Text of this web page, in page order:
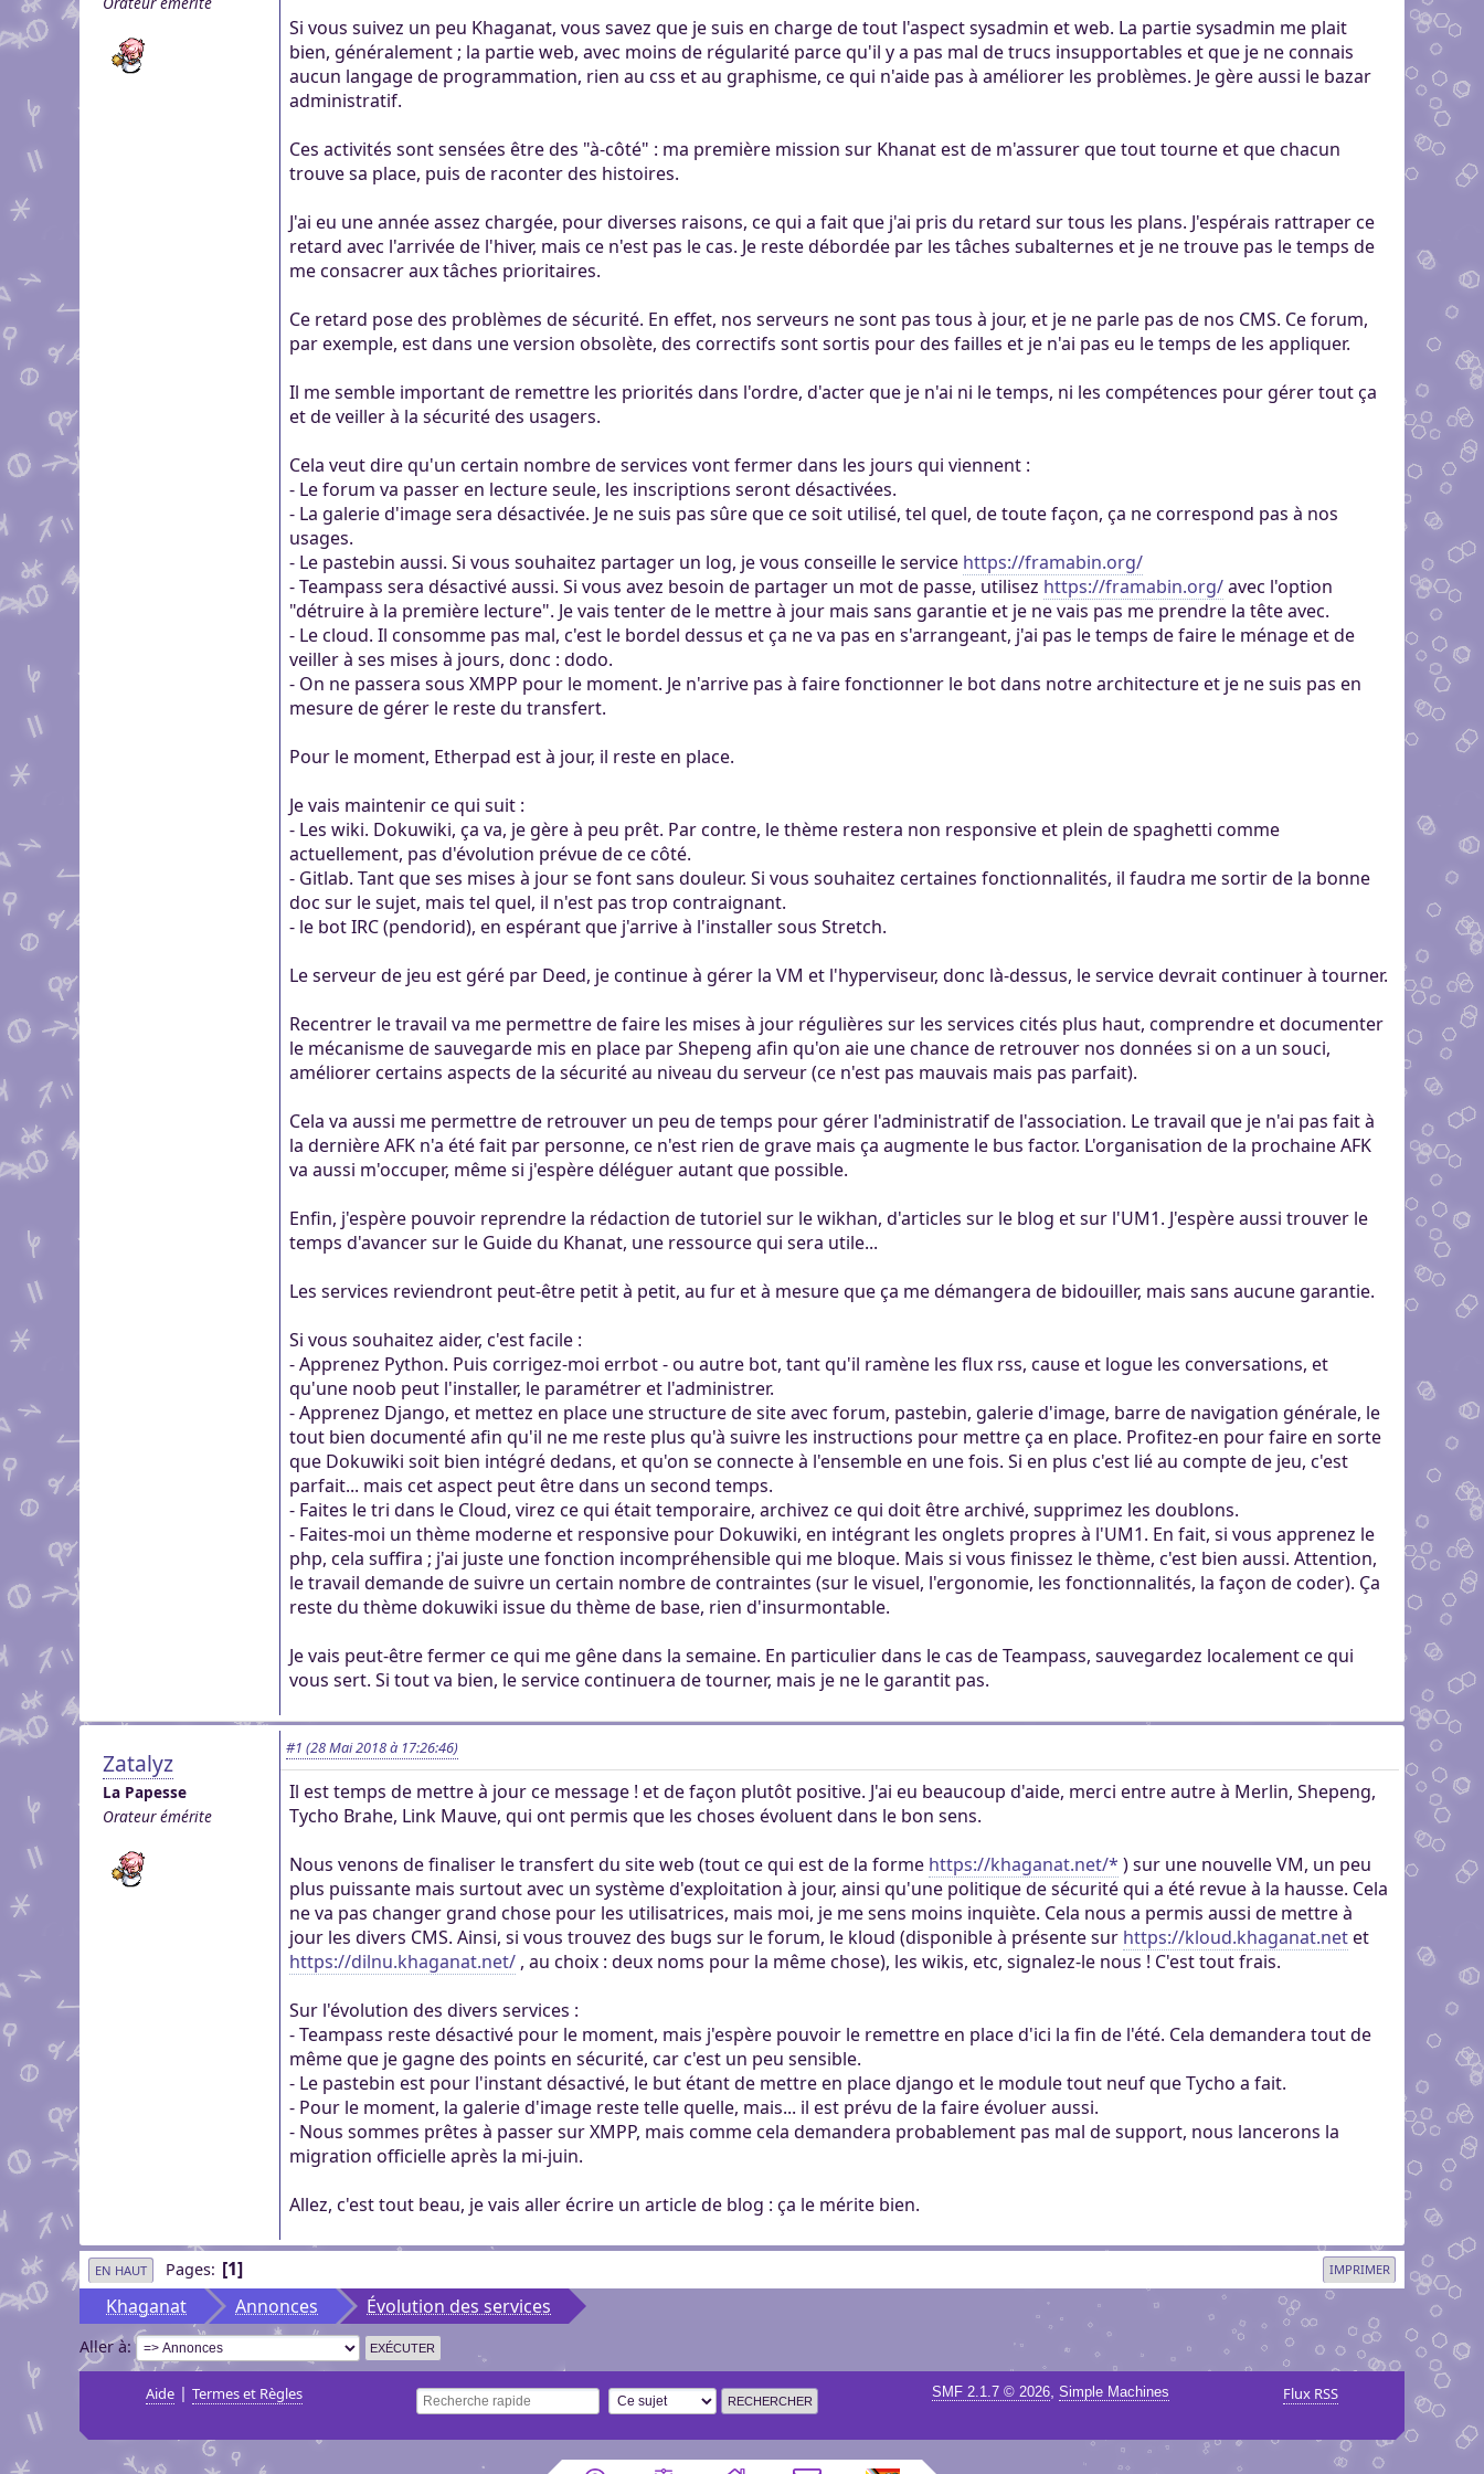
Pour partager des fichiers. Tout le monde
peut s'inscrire, mais limité à 100Mo par
personne si vous n'êtes pas validé.
Visioconférence
Visioconférence
Salon audio et vidéo, accessible sans
compte, via le navigateur. Allumez vos
micro ! /!\ Ce n'est pas notre outil
principal d'échange, préférez le salon
XMPP.
Boutiques
Brillez aux couleurs de Khaganat
Vous cherchez des goodies avec nos
quelques boutiques en ligne, et sur nos
stands.
Nous soutenir
Aider Khaganat
nature, en temps ou en argent.
Découvrez comment nous aider, afin que
nous puissions aller encore plus loin !
Si vous suivez un peu Khaganat, vous savez que je suis en charge de tout l'aspect sysadmin et web. La partie sysadmin me plait
bien, généralement ; la partie web, avec moins de régularité parce qu'il y a pas mal de trucs insupportables et que je ne connais
aucun langage de programmation, rien au css et au graphisme, ce qui n'aide pas à améliorer les problèmes. Je gère aussi le bazar
administratif.
Ces activités sont sensées être des "à-côté" : ma première mission sur Khanat est de m'assurer que tout tourne et que chacun
trouve sa place, puis de raconter des histoires.
J'ai eu une année assez chargée, pour diverses raisons, ce qui a fait que j'ai pris du retard sur tous les plans. J'espérais rattraper ce
retard avec l'arrivée de l'hiver, mais ce n'est pas le cas. Je reste débordée par les tâches subalternes et je ne trouve pas le temps de
me consacrer aux tâches prioritaires.
Ce retard pose des problèmes de sécurité. En effet, nos serveurs ne sont pas tous à jour, et je ne parle pas de nos CMS. Ce forum,
par exemple, est dans une version obsolète, des correctifs sont sortis pour des failles et je n'ai pas eu le temps de les appliquer.
Il me semble important de remettre les priorités dans l'ordre, d'acter que je n'ai ni le temps, ni les compétences pour gérer tout ça
et de veiller à la sécurité des usagers.
Cela veut dire qu'un certain nombre de services vont fermer dans les jours qui viennent :
- Le forum va passer en lecture seule, les inscriptions seront désactivées.
- La galerie d'image sera désactivée. Je ne suis pas sûre que ce soit utilisé, tel quel, de toute façon, ça ne correspond pas à nos
usages.
- Le pastebin aussi. Si vous souhaitez partager un log, je vous conseille le service https://framabin.org/
- Teampass sera désactivé aussi. Si vous avez besoin de partager un mot de passe, utilisez https://framabin.org/avec l'option
"détruire à la première lecture". Je vais tenter de le mettre à jour mais sans garantie et je ne vais pas me prendre la tête avec.
- Le cloud. Il consomme pas mal, c'est le bordel dessus et ça ne va pas en s'arrangeant, j'ai pas le temps de faire le ménage et de
veiller à ses mises à jours, donc : dodo.
- On ne passera sous XMPP pour le moment. Je n'arrive pas à faire fonctionner le bot dans notre architecture et je ne suis pas en
mesure de gérer le reste du transfert.
Pour le moment, Etherpad est à jour, il reste en place.
Je vais maintenir ce qui suit :
- Les wiki. Dokuwiki, ça va, je gère à peu prêt. Par contre, le thème restera non responsive et plein de spaghetti comme
actuellement, pas d'évolution prévue de ce côté.
- Gitlab. Tant que ses mises à jour se font sans douleur. Si vous souhaitez certaines fonctionnalités, il faudra me sortir de la bonne
doc sur le sujet, mais tel quel, il n'est pas trop contraignant.
- le bot IRC (pendorid), en espérant que j'arrive à l'installer sous Stretch.
Le serveur de jeu est géré par Deed, je continue à gérer la VM et l'hyperviseur, donc là-dessus, le service devrait continuer à tourner.
Recentrer le travail va me permettre de faire les mises à jour régulières sur les services cités plus haut, comprendre et documenter
le mécanisme de sauvegarde mis en place par Shepeng afin qu'on aie une chance de retrouver nos données si on a un souci,
améliorer certains aspects de la sécurité au niveau du serveur (ce n'est pas mauvais mais pas parfait).
Cela va aussi me permettre de retrouver un peu de temps pour gérer l'administratif de l'association. Le travail que je n'ai pas fait à
la dernière AFK n'a été fait par personne, ce n'est rien de grave mais ça augmente le bus factor. L'organisation de la prochaine AFK
va aussi m'occuper, même si j'espère déléguer autant que possible.
Enfin, j'espère pouvoir reprendre la rédaction de tutoriel sur le wikhan, d'articles sur le blog et sur l'UM1. J'espère aussi trouver le
temps d'avancer sur le Guide du Khanat, une ressource qui sera utile...
Les services reviendront peut-être petit à petit, au fur et à mesure que ça me démangera de bidouiller, mais sans aucune garantie.
Si vous souhaitez aider, c'est facile :
- Apprenez Python. Puis corrigez-moi errbot - ou autre bot, tant qu'il ramène les flux rss, cause et logue les conversations, et
qu'une noob peut l'installer, le paramétrer et l'administrer.
- Apprenez Django, et mettez en place une structure de site avec forum, pastebin, galerie d'image, barre de navigation générale, le
tout bien documenté afin qu'il ne me reste plus qu'à suivre les instructions pour mettre ça en place. Profitez-en pour faire en sorte
que Dokuwiki soit bien intégré dedans, et qu'on se connecte à l'ensemble en une fois. Si en plus c'est lié au compte de jeu, c'est
parfait... mais cet aspect peut être dans un second temps.
- Faites le tri dans le Cloud, virez ce qui était temporaire, archivez ce qui doit être archivé, supprimez les doublons.
- Faites-moi un thème moderne et responsive pour Dokuwiki, en intégrant les onglets propres à l'UM1. En fait, si vous apprenez le
php, cela suffira ; j'ai juste une fonction incompréhensible qui me bloque. Mais si vous finissez le thème, c'est bien aussi. Attention,
le travail demande de suivre un certain nombre de contraintes (sur le visuel, l'ergonomie, les fonctionnalités, la façon de coder). Ça
reste du thème dokuwiki issue du thème de base, rien d'insurmontable.
Je vais peut-être fermer ce qui me gêne dans la semaine. En particulier dans le cas de Teampass, sauvegardez localement ce qui
vous sert. Si tout va bien, le service continuera de tourner, mais je ne le garantit pas.
Zatalyz
La Papesse
Orateur émérite
#1 (28 Mai 2018 à 17:26:46)
Il est temps de mettre à jour ce message ! et de façon plutôt positive. J'ai eu beaucoup d'aide, merci entre autre à Merlin, Shepeng,
Tycho Brahe, Link Mauve, qui ont permis que les choses évoluent dans le bon sens.
Nous venons de finaliser le transfert du site web (tout ce qui est de la forme https://khaganat.net/* ) sur une nouvelle VM, un peu
plus puissante mais surtout avec un système d'exploitation à jour, ainsi qu'une politique de sécurité qui a été revue à la hausse. Cela
ne va pas changer grand chose pour les utilisatrices, mais moi, je me sens moins inquiète. Cela nous a permis aussi de mettre à
jour les divers CMS. Ainsi, si vous trouvez des bugs sur le forum, le kloud (disponible à présente sur https://kloud.khaganat.netet
https://dilnu.khaganat.net/, au choix : deux noms pour la même chose), les wikis, etc, signalez-le nous ! C'est tout frais.
Sur l'évolution des divers services :
- Teampass reste désactivé pour le moment, mais j'espère pouvoir le remettre en place d'ici la fin de l'été. Cela demandera tout de
même que je gagne des points en sécurité, car c'est un peu sensible.
- Le pastebin est pour l'instant désactivé, le but étant de mettre en place django et le module tout neuf que Tycho a fait.
- Pour le moment, la galerie d'image reste telle quelle, mais... il est prévu de la faire évoluer aussi.
- Nous sommes prêtes à passer sur XMPP, mais comme cela demandera probablement pas mal de support, nous lancerons la
migration officielle après la mi-juin.
Allez, c'est tout beau, je vais aller écrire un article de blog : ça le mérite bien.
EN HAUT Pages 1 IMPRIMER
Khaganat Annonces Évolution des services
Aller à
Aide | Termes et Règles Recherche rapide Options de recherche SMF 2.1.7 © 2026 ,Simple Machines Flux RSS